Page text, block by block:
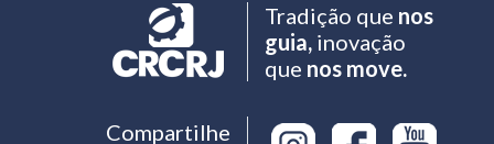
Tradição que nos
guia,inovação
que nos move.
Compartilhe